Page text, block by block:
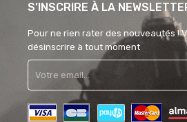
S’INSCRIRE À LA
Pour ne rien rater des nouveautés !
désinscrire à tout moment